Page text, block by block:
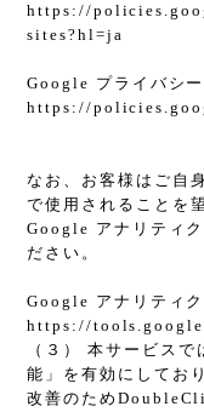
https://
sites?hl=ja
Google プライバシー
https://
なお、お客様はご自
で使用されることを
Google アナリティ
ださい。
Google アナリティ
https://
（３） 本サービス
能」を有効にしてお
改善のため